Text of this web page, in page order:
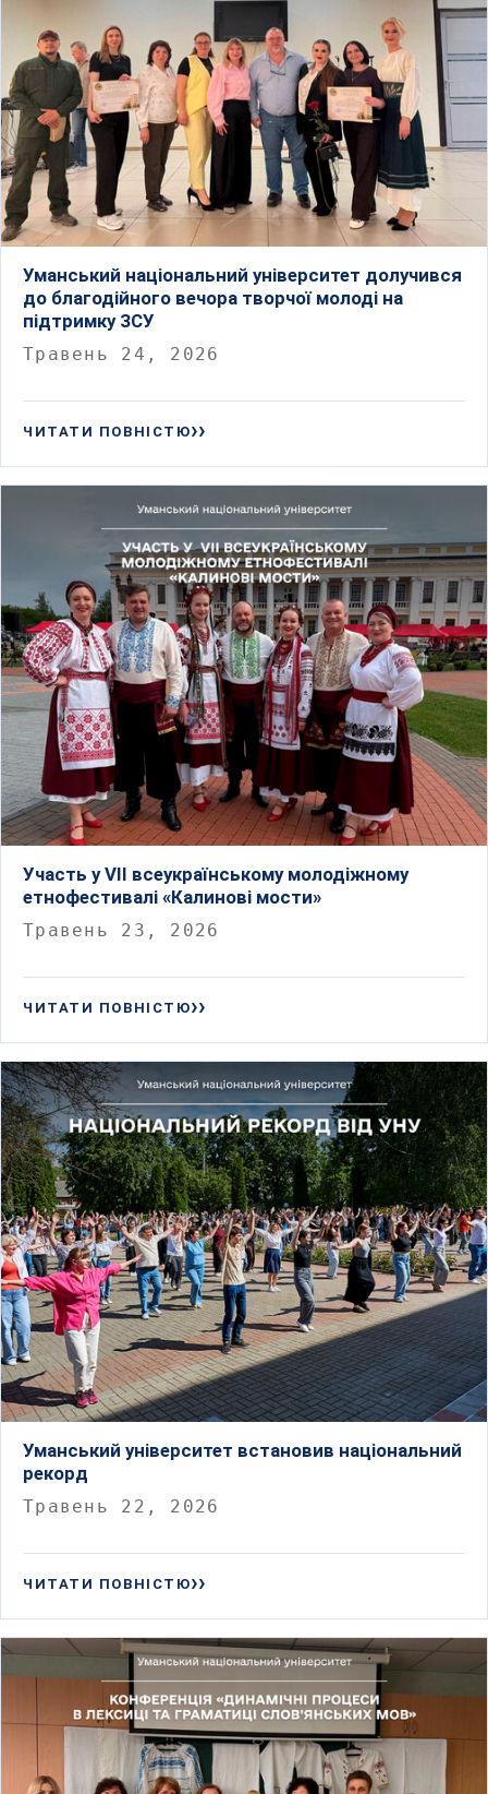
Уманський національний університет долучився
до благодійного вечора творчої молоді на
підтримку ЗСУ
Травень 24, 2026
ЧИТАТИ ПОВНІСТЮ
Участь у VII всеукраїнському молодіжному
етнофестивалі «Калинові мости»
Травень 23, 2026
ЧИТАТИ ПОВНІСТЮ
Уманський університет встановив національний
рекорд
Травень 22, 2026
ЧИТАТИ ПОВНІСТЮ